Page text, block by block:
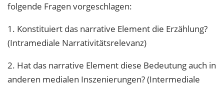
folgende Fragen vorgeschlagen:
1. Konstituiert das narrative Element die Erzählung?
(Intramediale Narrativitätsrelevanz)
2. Hat das narrative Element diese Bedeutung auch in
anderen medialen Inszenierungen? (Intermediale